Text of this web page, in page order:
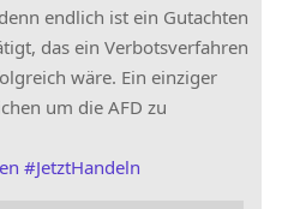
endlich ist ein Gutachten
das ein Verbotsverfahren
wäre. Ein einziger
um die AFD zu
#JetztHandeln